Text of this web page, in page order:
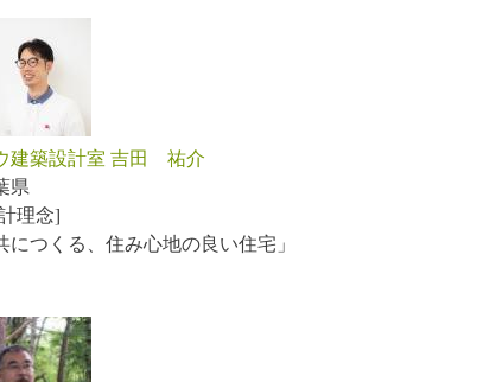
建築設計室 吉田 祐介
県
理念]
につくる、住み心地の良い住宅」